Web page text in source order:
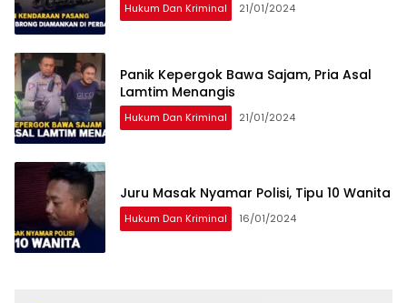
Hukum Dan Kriminal 21/01/2024
Panik Kepergok Bawa Sajam, Pria Asal
Lamtim Menangis
Hukum Dan Kriminal 21/01/2024
Juru Masak Nyamar Polisi, Tipu 10 Wanita
Hukum Dan Kriminal 16/01/2024